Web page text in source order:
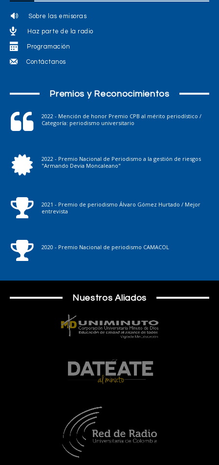
Sobre las emisoras
Haz parte de la radio
Programación
Contáctanos
Premios y Reconocimientos
2022 - Mención de honor Premio CPB al mérito periodístico /
Categoría: periodismo universitario
2022 - Premio Nacional de Periodismo a la gestión de riesgos
"Armando Devia Moncaleano"
2021 - Premio de periodismo Álvaro Gómez Hurtado / Mejor
entrevista
2020 - Premio Nacional de periodismo CAMACOL
Nuestros Aliados